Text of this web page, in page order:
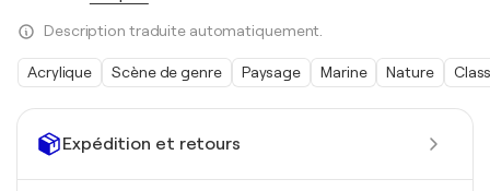
Expédition et retours
Description traduite automatiquement.
Acrylique Scène de genre Paysage Marine Nature